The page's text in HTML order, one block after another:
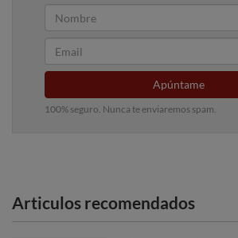
Apúntame
100% seguro. Nunca te enviaremos spam.
Articulos recomendados